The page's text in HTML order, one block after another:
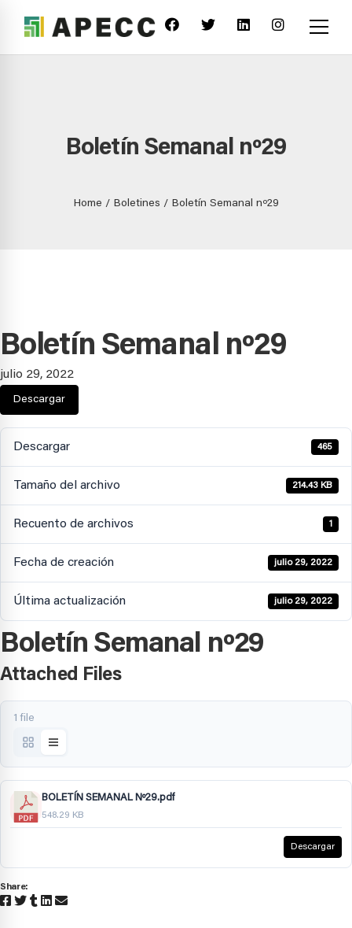
Boletín Semanal nº29
Home Boletines Boletín Semanal nº29
Boletín Semanal nº29
julio 29, 2022
Descargar
Descargar 465
Tamaño del archivo 214.43 KB
Recuento de archivos 1
Fecha de creación julio 29, 2022
Última actualización julio 29, 2022
Boletín Semanal nº29
Attached Files
1 file
BOLETÍN SEMANAL Nº29.pdf
548.29 KB
Descargar
Share: